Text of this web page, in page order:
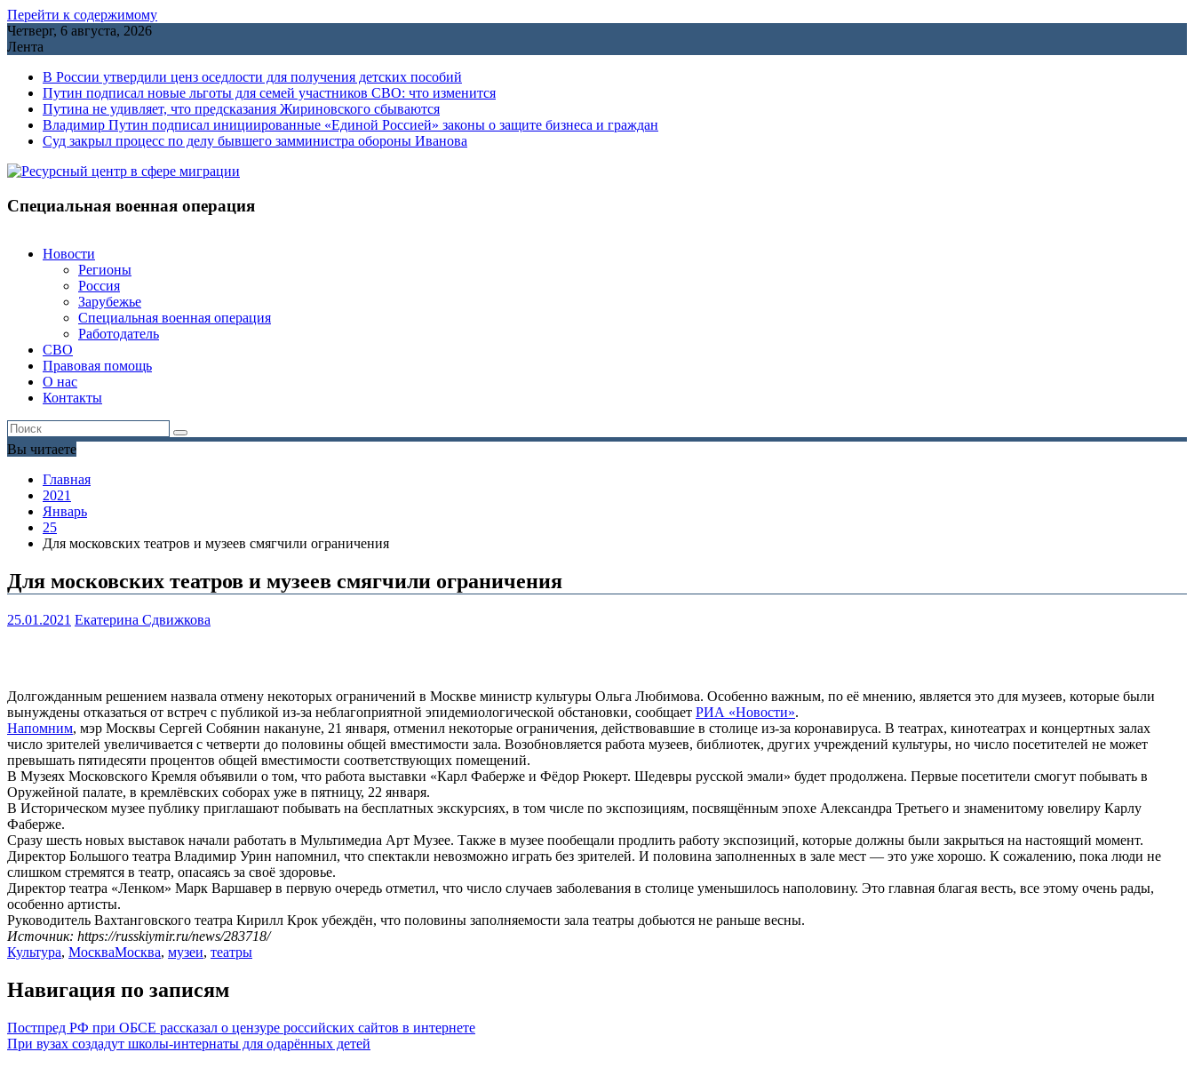
Перейти к содержимому
Четверг, 6 августа, 2026
Лента
В России утвердили ценз оседлости для получения детских пособий
Путин подписал новые льготы для семей участников СВО: что изменится
Путина не удивляет, что предсказания Жириновского сбываются
Владимир Путин подписал инициированные «Единой Россией» законы о защите бизнеса и граждан
Cуд закрыл процесс по делу бывшего замминистра обороны Иванова
Специальная военная операция
Новости
Регионы
Россия
Зарубежье
Специальная военная операция
Работодатель
СВО
Правовая помощь
О нас
Контакты
Вы читаете
Главная
2021
Январь
25
Для московских театров и музеев смягчили ограничения
Для московских театров и музеев смягчили ограничения
25.01.2021 Екатерина Сдвижкова
Долгожданным решением назвала отмену некоторых ограничений в Москве министр культуры Ольга Любимова. Особенно важным, по её мнению, является это для музеев, которые были
вынуждены отказаться от встреч с публикой из-за неблагоприятной эпидемиологической обстановки, сообщает РИА «Новости».
Напомним, мэр Москвы Сергей Собянин накануне, 21 января, отменил некоторые ограничения, действовавшие в столице из-за коронавируса. В театрах, кинотеатрах и концертных залах
число зрителей увеличивается с четверти до половины общей вместимости зала. Возобновляется работа музеев, библиотек, других учреждений культуры, но число посетителей не может
превышать пятидесяти процентов общей вместимости соответствующих помещений.
В Музеях Московского Кремля объявили о том, что работа выставки «Карл Фаберже и Фёдор Рюкерт. Шедевры русской эмали» будет продолжена. Первые посетители смогут побывать в
Оружейной палате, в кремлёвских соборах уже в пятницу, 22 января.
В Историческом музее публику приглашают побывать на бесплатных экскурсиях, в том числе по экспозициям, посвящённым эпохе Александра Третьего и знаменитому ювелиру Карлу
Фаберже.
Сразу шесть новых выставок начали работать в Мультимедиа Арт Музее. Также в музее пообещали продлить работу экспозиций, которые должны были закрыться на настоящий момент.
Директор Большого театра Владимир Урин напомнил, что спектакли невозможно играть без зрителей. И половина заполненных в зале мест — это уже хорошо. К сожалению, пока люди не
слишком стремятся в театр, опасаясь за своё здоровье.
Директор театра «Ленком» Марк Варшавер в первую очередь отметил, что число случаев заболевания в столице уменьшилось наполовину. Это главная благая весть, все этому очень рады,
особенно артисты.
Руководитель Вахтанговского театра Кирилл Крок убеждён, что половины заполняемости зала театры добьются не раньше весны.
Источник: https://russkiymir.ru/news/283718/
Культура, МоскваМосква, музеи, театры
Навигация по записям
Постпред РФ при ОБСЕ рассказал о цензуре российских сайтов в интернете
При вузах создадут школы-интернаты для одарённых детей